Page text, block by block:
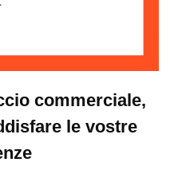
560 x 1000 mm
commerciale,
le vostre